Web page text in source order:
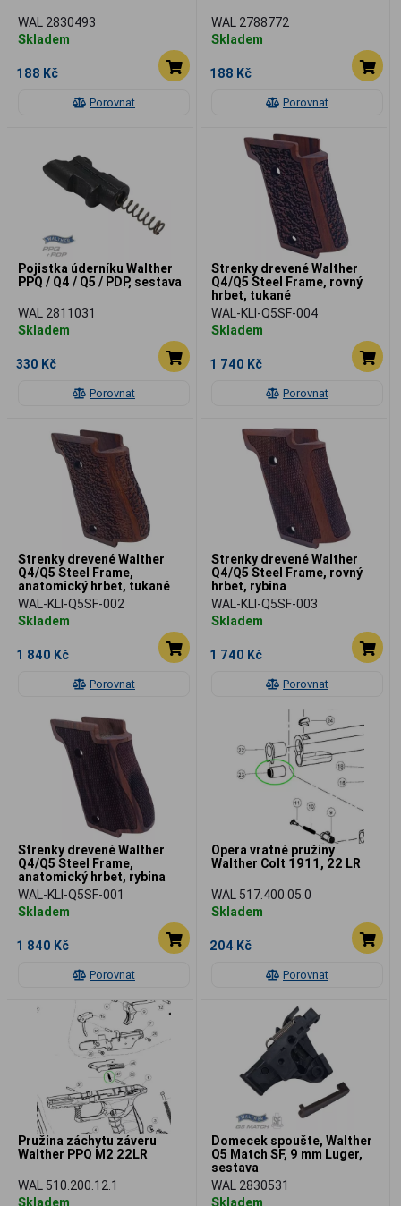
Porovnat
WAL 2830493
Skladem
188 Kč
Porovnat
WAL 2788772
Skladem
188 Kč
Porovnat
Pojistka úderníku Walther
PPQ / Q4 / Q5 / PDP, sestava
WAL 2811031
Skladem
330 Kč
Porovnat
Strenky drevené Walther
Q4/Q5 Steel Frame, rovný
hrbet, tukané
WAL-KLI-Q5SF-004
Skladem
1 740 Kč
Porovnat
Strenky drevené Walther
Q4/Q5 Steel Frame,
anatomický hrbet, tukané
WAL-KLI-Q5SF-002
Skladem
1 840 Kč
Porovnat
Strenky drevené Walther
Q4/Q5 Steel Frame, rovný
hrbet, rybina
WAL-KLI-Q5SF-003
Skladem
1 740 Kč
Porovnat
Strenky drevené Walther
Q4/Q5 Steel Frame,
anatomický hrbet, rybina
WAL-KLI-Q5SF-001
Skladem
1 840 Kč
Porovnat
Opera vratné pružiny
Walther Colt 1911, 22 LR
WAL 517.400.05.0
Skladem
204 Kč
Pružina záchytu záveru
Walther PPQ M2 22LR
WAL 510.200.12.1
Skladem
Domecek spoušte, Walther
Q5 Match SF, 9 mm Luger,
sestava
WAL 2830531
Skladem